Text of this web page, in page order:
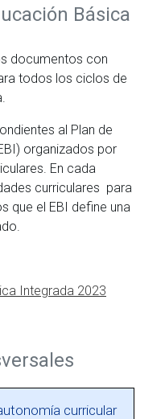
Básica
documentos con
todos los ciclos de
al Plan de
organizados por
En cada
curriculares para
que el EBI define una
Integrada 2023
curricular